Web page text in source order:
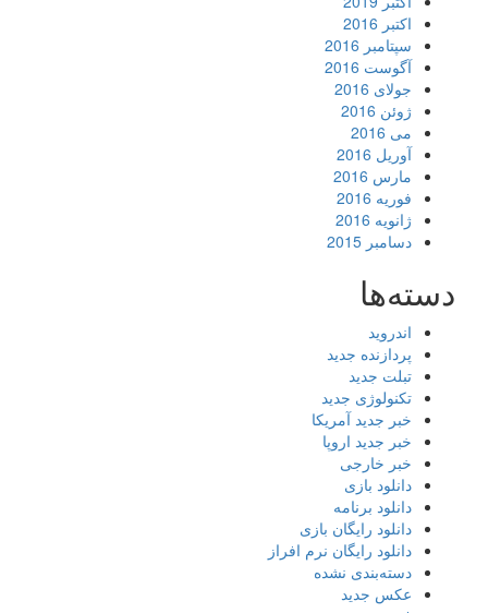
اکتبر 2016
سپتامبر 2016
آگوست 2016
جولای 2016
ژوئن 2016
می 2016
آوریل 2016
مارس 2016
فوریه 2016
ژانویه 2016
دسامبر 2015
دسته‌ها
اندروید
پردازنده جدید
تبلت جدید
تکنولوژی جدید
خبر جدید آمریکا
خبر جدید اروپا
خبر خارجی
دانلود بازی
دانلود برنامه
دانلود رایگان بازی
دانلود رایگان نرم افراز
دسته‌بندی نشده
عکس جدید